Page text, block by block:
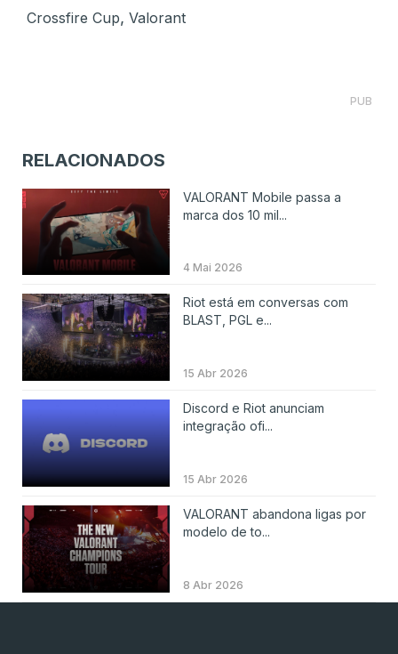
Crossfire Cup, Valorant
PUB
RELACIONADOS
VALORANT Mobile passa a
marca dos 10 mil...
4 Mai 2026
Riot está em conversas com
BLAST, PGL e...
15 Abr 2026
Discord e Riot anunciam
integração ofi...
15 Abr 2026
VALORANT abandona ligas por
modelo de to...
8 Abr 2026